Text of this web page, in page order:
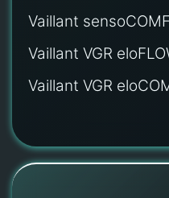
Vaillant
Vaillant VGR
Vaillant VGR